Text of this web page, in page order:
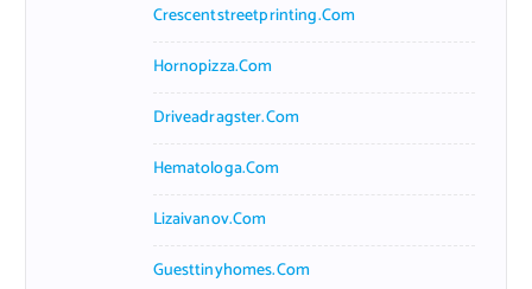
Crescentstreetprinting.com
Hornopizza.com
Driveadragster.com
Hematologa.com
Lizaivanov.com
Guesttinyhomes.com